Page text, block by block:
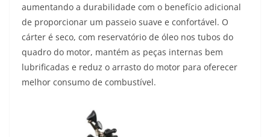
aumentando a durabilidade com o benefício adicional
de proporcionar um passeio suave e confortável. O
cárter é seco, com reservatório de óleo nos tubos do
quadro do motor, mantém as peças internas bem
lubrificadas e reduz o arrasto do motor para oferecer
melhor consumo de combustível.